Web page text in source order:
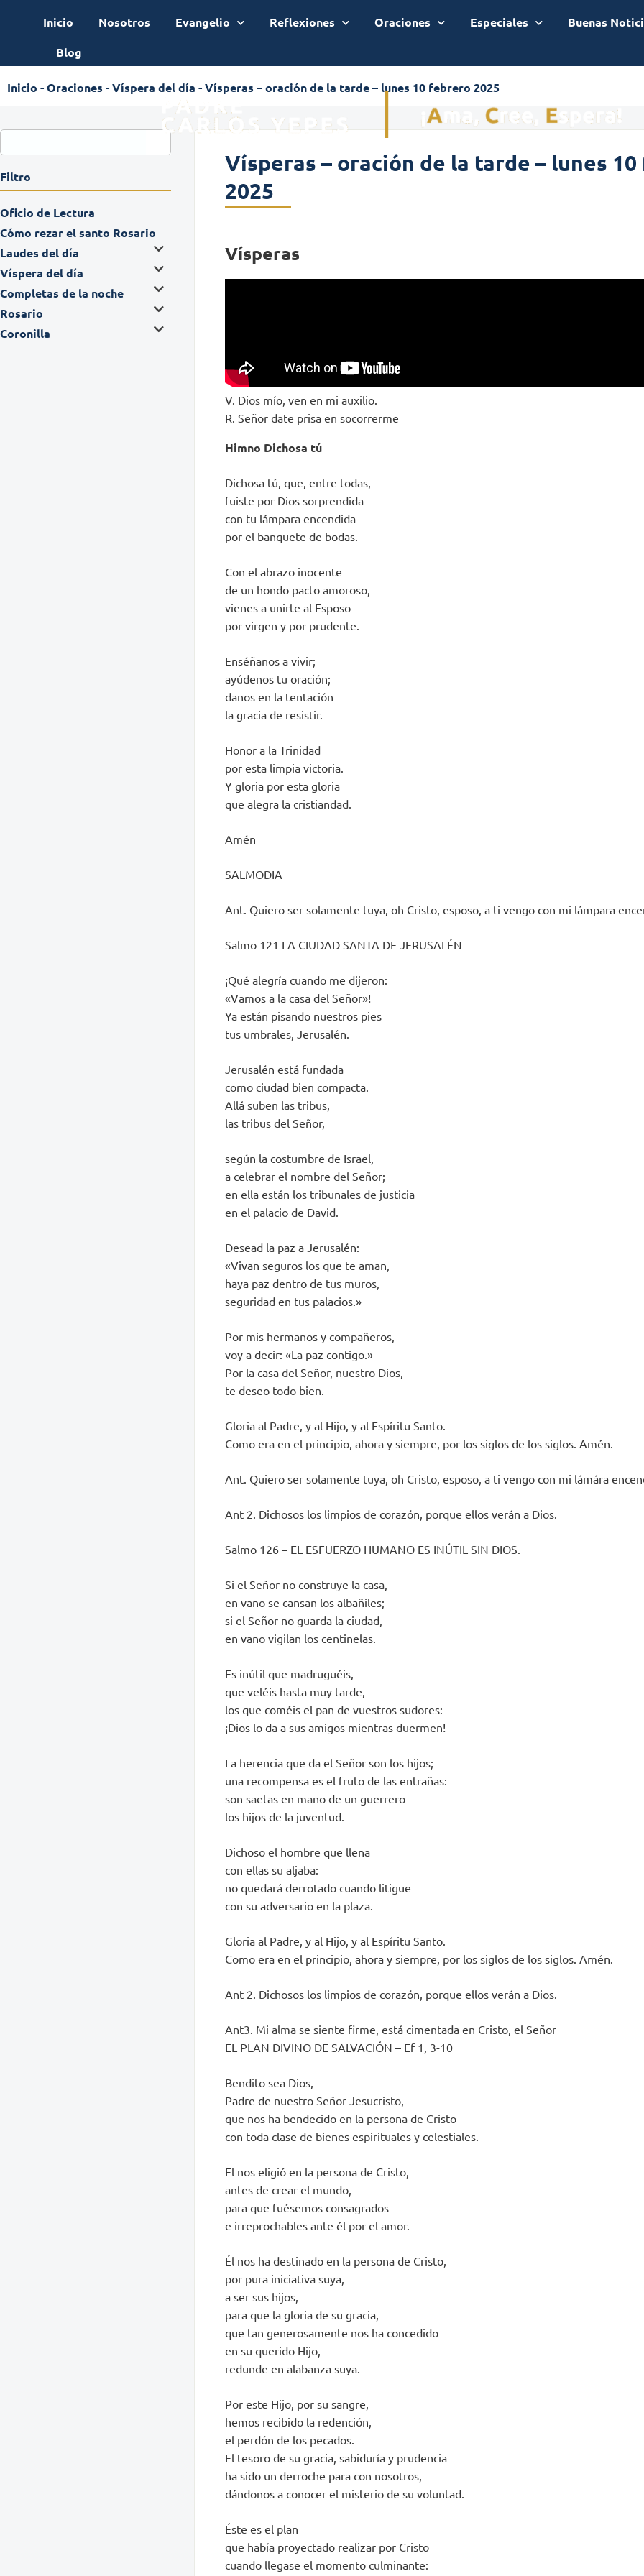
Inicio Nosotros Evangelio Reflexiones Oraciones Especiales
Buenas
Blog
Inicio -Oraciones -Víspera del día -Vísperas – oración de la tarde – lunes 10 febrero 2025
Filtro
Oficio de Lectura
Cómo rezar el santo Rosario
Laudes del día
Víspera del día
Completas de la noche
Rosario
Coronilla
Vísperas – oración de la tarde – lunes
2025
Vísperas
V. Dios mío, ven en mi auxilio.
R. Señor date prisa en socorrerme
Himno Dichosa tú
Dichosa tú, que, entre todas,
fuiste por Dios sorprendida
con tu lámpara encendida
por el banquete de bodas.
Con el abrazo inocente
de un hondo pacto amoroso,
vienes a unirte al Esposo
por virgen y por prudente.
Enséñanos a vivir;
ayúdenos tu oración;
danos en la tentación
la gracia de resistir.
Honor a la Trinidad
por esta limpia victoria.
Y gloria por esta gloria
que alegra la cristiandad.
Amén
SALMODIA
Ant. Quiero ser solamente tuya, oh Cristo, esposo, a ti vengo con mi lámpara
Salmo 121 LA CIUDAD SANTA DE JERUSALÉN
¡Qué alegría cuando me dijeron:
«Vamos a la casa del Señor»!
Ya están pisando nuestros pies
tus umbrales, Jerusalén.
Jerusalén está fundada
como ciudad bien compacta.
Allá suben las tribus,
las tribus del Señor,
según la costumbre de Israel,
a celebrar el nombre del Señor;
en ella están los tribunales de justicia
en el palacio de David.
Desead la paz a Jerusalén:
«Vivan seguros los que te aman,
haya paz dentro de tus muros,
seguridad en tus palacios.»
Por mis hermanos y compañeros,
voy a decir: «La paz contigo.»
Por la casa del Señor, nuestro Dios,
te deseo todo bien.
Gloria al Padre, y al Hijo, y al Espíritu Santo.
Como era en el principio, ahora y siempre, por los siglos de los siglos. Amén.
Ant. Quiero ser solamente tuya, oh Cristo, esposo, a ti vengo con mi lámára
Ant 2. Dichosos los limpios de corazón, porque ellos verán a Dios.
Salmo 126 – EL ESFUERZO HUMANO ES INÚTIL SIN DIOS.
Si el Señor no construye la casa,
en vano se cansan los albañiles;
si el Señor no guarda la ciudad,
en vano vigilan los centinelas.
Es inútil que madruguéis,
que veléis hasta muy tarde,
los que coméis el pan de vuestros sudores:
¡Dios lo da a sus amigos mientras duermen!
La herencia que da el Señor son los hijos;
una recompensa es el fruto de las entrañas:
son saetas en mano de un guerrero
los hijos de la juventud.
Dichoso el hombre que llena
con ellas su aljaba:
no quedará derrotado cuando litigue
con su adversario en la plaza.
Gloria al Padre, y al Hijo, y al Espíritu Santo.
Como era en el principio, ahora y siempre, por los siglos de los siglos. Amén.
Ant 2. Dichosos los limpios de corazón, porque ellos verán a Dios.
Ant3. Mi alma se siente firme, está cimentada en Cristo, el Señor
EL PLAN DIVINO DE SALVACIÓN – Ef 1, 3-10
Bendito sea Dios,
Padre de nuestro Señor Jesucristo,
que nos ha bendecido en la persona de Cristo
con toda clase de bienes espirituales y celestiales.
El nos eligió en la persona de Cristo,
antes de crear el mundo,
para que fuésemos consagrados
e irreprochables ante él por el amor.
Él nos ha destinado en la persona de Cristo,
por pura iniciativa suya,
a ser sus hijos,
para que la gloria de su gracia,
que tan generosamente nos ha concedido
en su querido Hijo,
redunde en alabanza suya.
Por este Hijo, por su sangre,
hemos recibido la redención,
el perdón de los pecados.
El tesoro de su gracia, sabiduría y prudencia
ha sido un derroche para con nosotros,
dándonos a conocer el misterio de su voluntad.
Éste es el plan
que había proyectado realizar por Cristo
cuando llegase el momento culminante: